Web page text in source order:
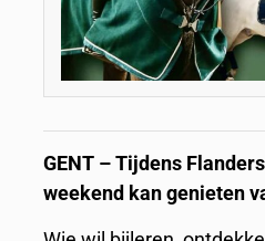
GENT – Tijdens
weekend kan genieten